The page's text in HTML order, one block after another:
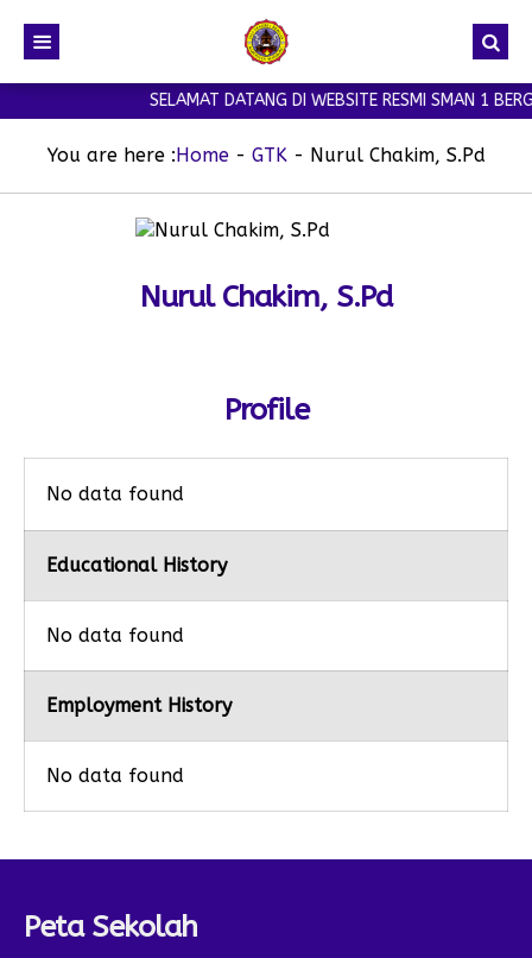
SELAMAT DATANG DI WEBSITE RESMI SMAN 1
You are here :Home- GTK- Nurul Chakim, S.Pd
Nurul Chakim, S.Pd
Profile
No data found
Educational History
No data found
Employment History
No data found
Peta Sekolah